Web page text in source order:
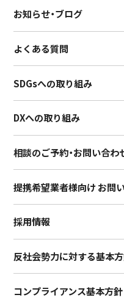
お知らせ・ブログ
よくある質問
SDGsへの取り組み
DXへの取り組み
相談のご予約・お問い合わ
提携希望業者様向け お問
採用情報
反社会勢力に対する基本
コンプライアンス基本方針